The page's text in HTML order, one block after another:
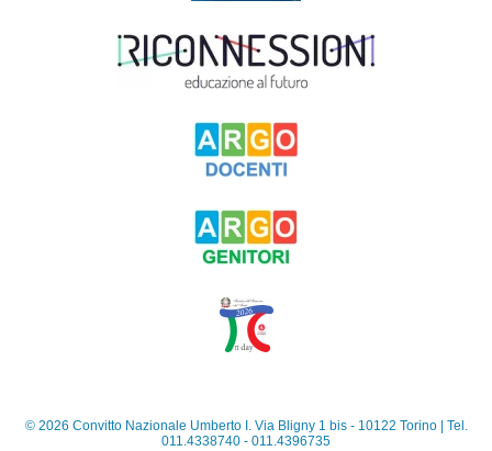
© 2026 Convitto Nazionale Umberto I. Via Bligny 1 bis - 10122 Torino | Tel.
011.4338740 - 011.4396735